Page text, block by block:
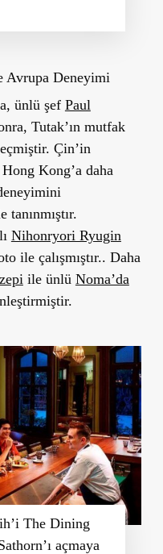
Avrupa Deneyimi
ünlü şef Paul
Tutak’ın mutfak
Çin’in
Kong’a daha
Nihonryori Ryugin
ile çalışmıştır.. Daha
ile ünlü Noma’da
The Dining
açmaya